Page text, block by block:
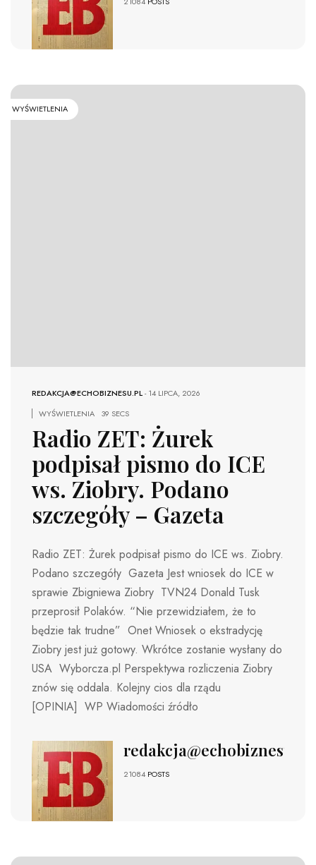
WYŚWIETLENIA
REDAKCJA@ECHOBIZNESU.PL-14 LIPCA, 2026
WYŚWIETLENIA
39 SECS
Radio ZET: Żurek
podpisał pismo do ICE
ws. Ziobry. Podano
szczegóły – Gazeta
Radio ZET: Żurek podpisał pismo do ICE ws. Ziobry.
Podano szczegóły Gazeta Jest wniosek do ICE w
sprawie Zbigniewa Ziobry TVN24 Donald Tusk
przeprosił Polaków. “Nie przewidziałem, że to
będzie tak trudne” Onet Wniosek o ekstradycję
Ziobry jest już gotowy. Wkrótce zostanie wysłany do
USA Wyborcza.pl Perspektywa rozliczenia Ziobry
znów się oddala. Kolejny cios dla rządu
[OPINIA] WP Wiadomości źródło
redakcja@echobiznesu.pl
21084 POSTS